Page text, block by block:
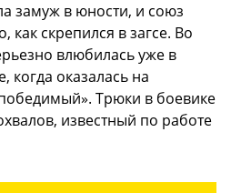
замуж в юности, и союз
как скрепился в загсе. Во
влюбилась уже в
когда оказалась на
Трюки в боевике
известный по работе